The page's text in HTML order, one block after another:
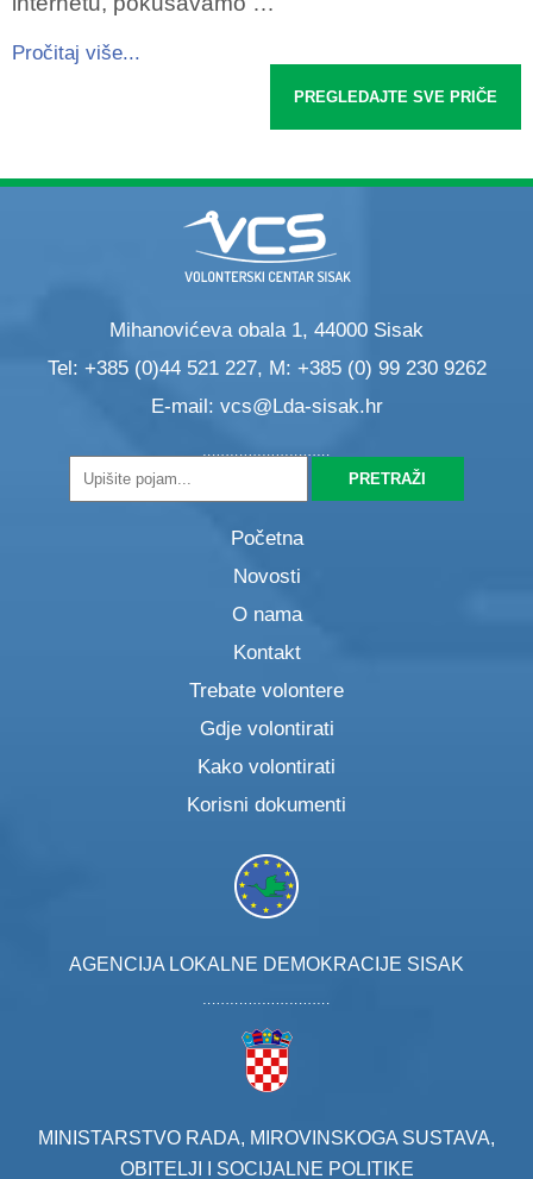
Pročitaj više...
PREGLEDAJTE SVE PRIČE
Mihanovićeva obala 1, 44000 Sisak
Tel: +385 (0)44 521 227, M: +385 (0) 99 230 9262
E-mail: vcs@Lda-sisak.hr
Početna
Novosti
O nama
Kontakt
Trebate volontere
Gdje volontirati
Kako volontirati
Korisni dokumenti
AGENCIJA LOKALNE DEMOKRACIJE SISAK
MINISTARSTVO RADA, MIROVINSKOGA SUSTAVA,
OBITELJI I SOCIJALNE POLITIKE